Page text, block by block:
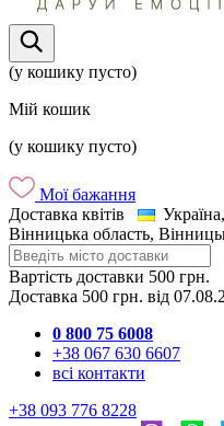
(у кошику пусто)
Мій кошик
(у кошику пусто)
Мої бажання
Доставка квітів
Вінницька область,
Вартість доставки 500 грн.
Доставка 500 грн. від
0 800 75 6008
+38 067 630 6607
всі контакти
+38 093 776 8228